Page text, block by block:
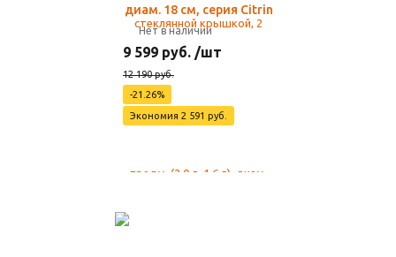
диам. 18 см, серия Citrin
Нет в наличии
9 599 руб. /шт
12 190 руб.
-21.26%
Экономия 2 591 руб.